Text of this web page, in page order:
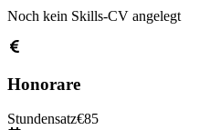
Noch kein Skills-CV angelegt
Honorare
Stundensatz€85